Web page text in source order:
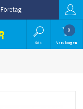
Företag
Sök
0
Varukorgen